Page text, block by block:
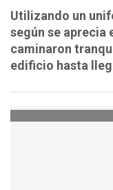
Utilizando un
según se aprecia
caminaron
edificio hasta